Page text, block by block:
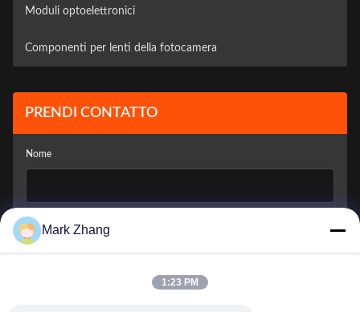
Telecamera di sorveglianza
macchina fotografica del veicolo
Moduli optoelettronici
Componenti per lenti della fotocamera
PRENDI CONTATTO
Nome
Email Aziendale
Mark Zhang
1:23 PM